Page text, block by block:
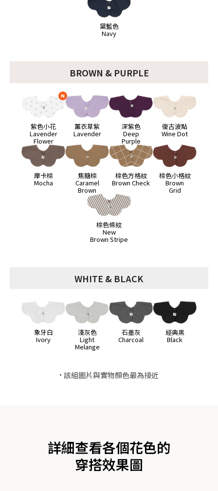
黛藍色
Navy
BROWN & PURPLE
紫色小花
Lavender
Flower
薰衣草紫
Lavender
深紫色
Deep
Purple
復古波點
Wine Dot
摩卡棕
Mocha
焦糖棕
Caramel
Brown
棕色方格紋
Brown Check
棕色小格紋
Brown
Grid
棕色條紋
New
Brown Stripe
WHITE & BLACK
象牙白
Ivory
淺灰色
Light
Melange
石墨灰
Charcoal
經典黑
Black
該組圖片與實物顏色最為接近
詳細查看各個花色的
穿搭效果圖